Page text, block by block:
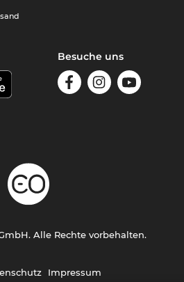
Besuche uns
Impressum
Alle Rechte vorbehalten.